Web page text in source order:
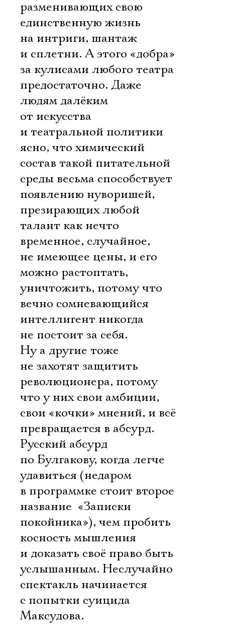
разменивающих свою
единственную жизнь
на интриги, шантаж
и сплетни. А этого «добра»
за кулисами любого театра
предостаточно. Даже
людям далёким
от искусства
и театральной политики
ясно, что химический
состав такой питательной
среды весьма способствует
появлению нуворишей,
презирающих любой
талант как нечто
временное, случайное,
не имеющее цены, и его
можно растоптать,
уничтожить, потому что
вечно сомневающийся
интеллигент никогда
не постоит за себя.
Ну а другие тоже
не захотят защитить
революционера, потому
что у них свои амбиции,
свои «кочки» мнений, и всё
превращается в абсурд.
Русский абсурд
по Булгакову, когда легче
удавиться (недаром
в программке стоит второе
название  «Записки
покойника»), чем пробить
косность мышления
и доказать своё право быть
услышанным. Неслучайно
спектакль начинается
с попытки суицида
Максудова.